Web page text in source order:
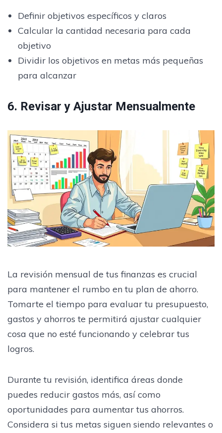
Definir objetivos específicos y claros
Calcular la cantidad necesaria para cada
objetivo
Dividir los objetivos en metas más pequeñas
para alcanzar
6. Revisar y Ajustar Mensualmente
La revisión mensual de tus finanzas es crucial
para mantener el rumbo en tu plan de ahorro.
Tomarte el tiempo para evaluar tu presupuesto,
gastos y ahorros te permitirá ajustar cualquier
cosa que no esté funcionando y celebrar tus
logros.
Durante tu revisión, identifica áreas donde
puedes reducir gastos más, así como
oportunidades para aumentar tus ahorros.
Considera si tus metas siguen siendo relevantes o